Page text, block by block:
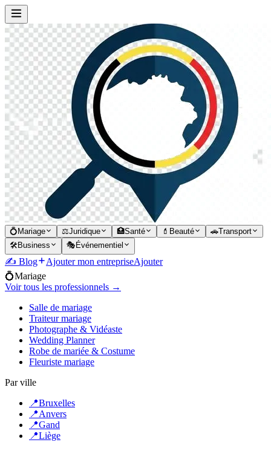
💍 Mariage ⚖️Juridique 🏥Santé 💄 Beauté 🚗Transport
🛠️Business 🎭 Événementiel
✍️ Blog Ajouter mon entrepriseAjouter
💍Mariage
Voir tous les professionnels →
Salle de mariage
Traiteur mariage
Photographe & Vidéaste
Wedding Planner
Robe de mariée & Costume
Fleuriste mariage
Par ville
📍Bruxelles
📍Anvers
📍Gand
📍Liège